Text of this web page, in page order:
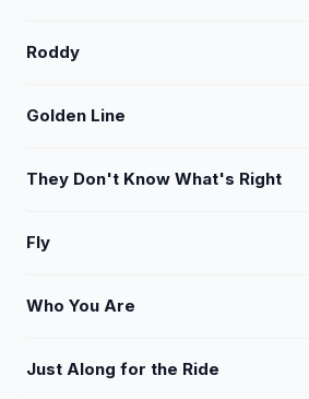
Roddy
Golden Line
They Don't Know What's Right
Fly
Who You Are
Just Along for the Ride